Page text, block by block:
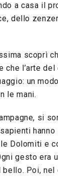
a casa il
dello
scoprì
che l’arte del
un
le mani.
si
hanno
Dolomiti e
gesto era
Poi, nel